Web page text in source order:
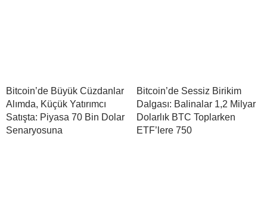
Bitcoin’de Büyük Cüzdanlar
Alımda, Küçük Yatırımcı
Satışta: Piyasa 70 Bin Dolar
Senaryosuna
Bitcoin’de Sessiz Birikim
Dalgası: Balinalar 1,2 Milyar
Dolarlık BTC Toplarken
ETF’lere 750